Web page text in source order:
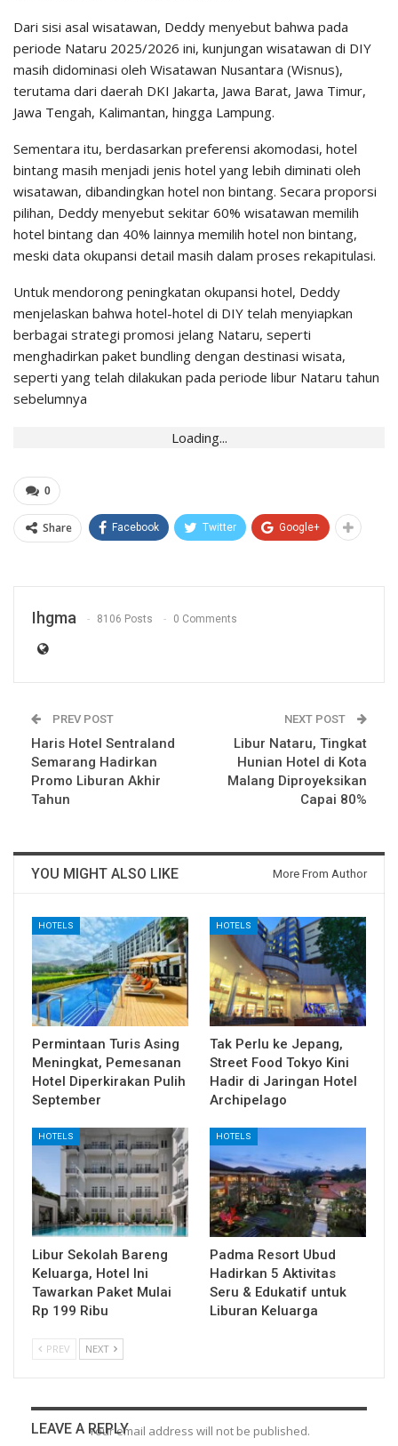
Dari sisi asal wisatawan, Deddy menyebut bahwa pada
periode Nataru 2025/2026 ini, kunjungan wisatawan di DIY
masih didominasi oleh Wisatawan Nusantara (Wisnus),
terutama dari daerah DKI Jakarta, Jawa Barat, Jawa Timur,
Jawa Tengah, Kalimantan, hingga Lampung.
Sementara itu, berdasarkan preferensi akomodasi, hotel
bintang masih menjadi jenis hotel yang lebih diminati oleh
wisatawan, dibandingkan hotel non bintang. Secara proporsi
pilihan, Deddy menyebut sekitar 60% wisatawan memilih
hotel bintang dan 40% lainnya memilih hotel non bintang,
meski data okupansi detail masih dalam proses rekapitulasi.
Untuk mendorong peningkatan okupansi hotel, Deddy
menjelaskan bahwa hotel-hotel di DIY telah menyiapkan
berbagai strategi promosi jelang Nataru, seperti
menghadirkan paket bundling dengan destinasi wisata,
seperti yang telah dilakukan pada periode libur Nataru tahun
sebelumnya
Loading...
0
Share Facebook Twitter Google+
Ihgma 8106 Posts 0 Comments
PREV POST
Haris Hotel Sentraland
Semarang Hadirkan
Promo Liburan Akhir
Tahun
NEXT POST
Libur Nataru, Tingkat
Hunian Hotel di Kota
Malang Diproyeksikan
Capai 80%
YOU MIGHT ALSO LIKE More From Author
HOTELS
Permintaan Turis Asing
Meningkat, Pemesanan
Hotel Diperkirakan Pulih
September
HOTELS
Tak Perlu ke Jepang,
Street Food Tokyo Kini
Hadir di Jaringan Hotel
Archipelago
HOTELS
Libur Sekolah Bareng
Keluarga, Hotel Ini
Tawarkan Paket Mulai
Rp 199 Ribu
HOTELS
Padma Resort Ubud
Hadirkan 5 Aktivitas
Seru & Edukatif untuk
Liburan Keluarga
PREV NEXT
LEAVE A REPLYYour email address will not be published.